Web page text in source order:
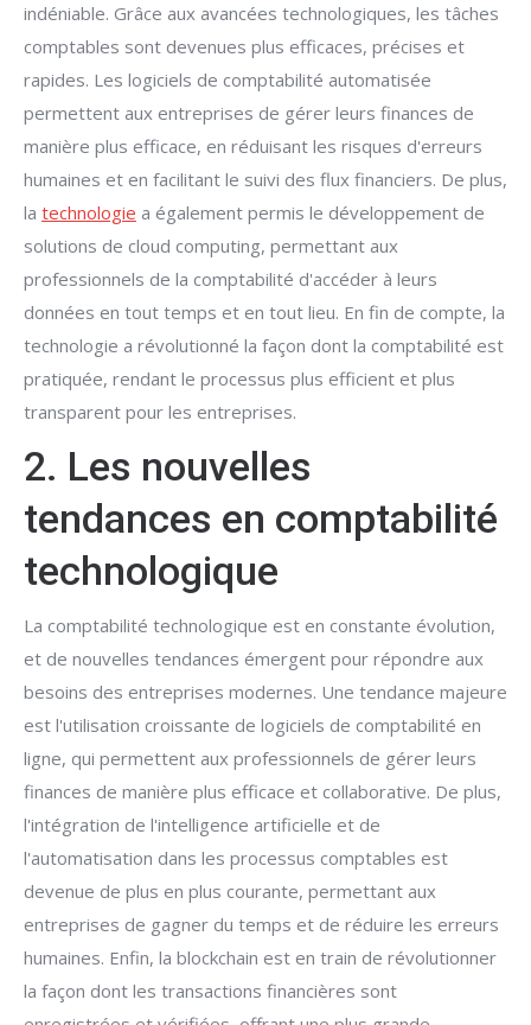
indéniable. Grâce aux avancées technologiques, les tâches
comptables sont devenues plus efficaces, précises et
rapides. Les logiciels de comptabilité automatisée
permettent aux entreprises de gérer leurs finances de
manière plus efficace, en réduisant les risques d'erreurs
humaines et en facilitant le suivi des flux financiers. De plus,
la technologie a également permis le développement de
solutions de cloud computing, permettant aux
professionnels de la comptabilité d'accéder à leurs
données en tout temps et en tout lieu. En fin de compte, la
technologie a révolutionné la façon dont la comptabilité est
pratiquée, rendant le processus plus efficient et plus
transparent pour les entreprises.
2. Les nouvelles
tendances en comptabilité
technologique
La comptabilité technologique est en constante évolution,
et de nouvelles tendances émergent pour répondre aux
besoins des entreprises modernes. Une tendance majeure
est l'utilisation croissante de logiciels de comptabilité en
ligne, qui permettent aux professionnels de gérer leurs
finances de manière plus efficace et collaborative. De plus,
l'intégration de l'intelligence artificielle et de
l'automatisation dans les processus comptables est
devenue de plus en plus courante, permettant aux
entreprises de gagner du temps et de réduire les erreurs
humaines. Enfin, la blockchain est en train de révolutionner
la façon dont les transactions financières sont